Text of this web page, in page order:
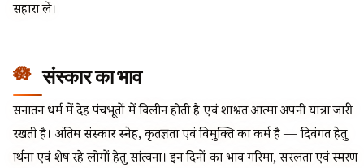
सहारा लें।
संस्कार का भाव
सनातन धर्म में देह पंचभूतों में विलीन होती है एवं शाश्वत आत्मा अपनी यात्रा जारी
रखती है। अंतिम संस्कार स्नेह, कृतज्ञता एवं विमुक्ति का कर्म है — दिवंगत हेतु
प्रार्थना एवं शेष रहे लोगों हेतु सांत्वना। इन दिनों का भाव गरिमा, सरलता एवं स्मरण